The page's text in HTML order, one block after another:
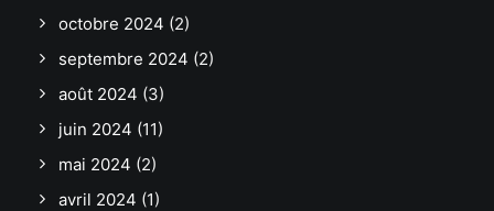
octobre 2024 (2)
septembre 2024 (2)
août 2024 (3)
juin 2024 (11)
mai 2024 (2)
avril 2024 (1)